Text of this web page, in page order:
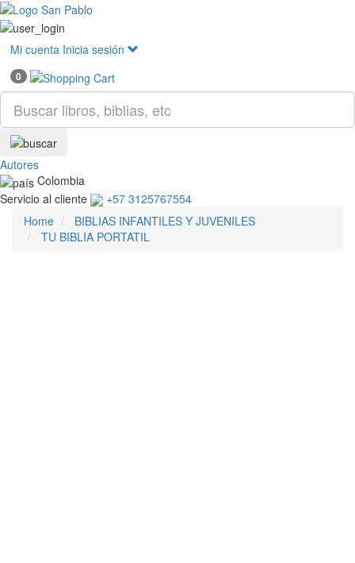
Mi cuenta Inicia sesión
0
Autores
Colombia
Servicio al cliente
+57 3125767554
Home
BIBLIAS INFANTILES Y JUVENILES
TU BIBLIA PORTATIL